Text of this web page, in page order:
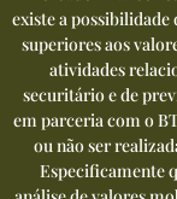
existe a
superiores aos
atividades
securitário e de
em parceria com o
ou não ser
Especificamente